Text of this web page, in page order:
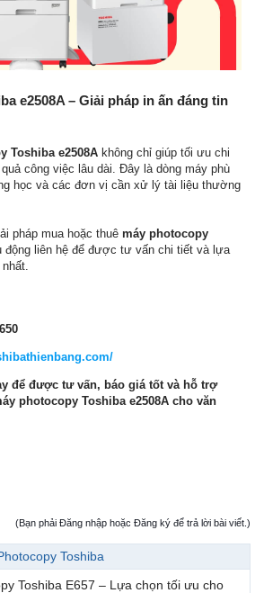
e2508A – Giải pháp in ấn đáng tin
Toshiba e2508A không chỉ giúp tối ưu chi
công việc lâu dài. Đây là dòng máy phù
học và các đơn vị cần xử lý tài liệu thường
pháp mua hoặc thuê máy photocopy
động liên hệ để được tư vấn chi tiết và lựa
để được tư vấn, báo giá tốt và hỗ trợ
photocopy Toshiba e2508A cho văn
(Bạn phải Đăng nhập hoặc Đăng ký để trả lời bài viết.)
Toshiba
Toshiba E657 – Lựa chọn tối ưu cho